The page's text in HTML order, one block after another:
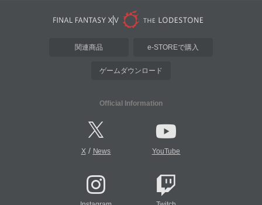
関連商品 e-STOREで購入
ゲームダウンロード
Official Information
X/ News YouTube